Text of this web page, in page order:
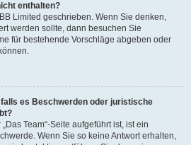
enthalten?
Limited geschrieben. Wenn Sie denken,
werden sollte, dann besuchen Sie
für bestehende Vorschläge abgeben oder
es Beschwerden oder juristische
Team“-Seite aufgeführt ist, ist ein
Wenn Sie so keine Antwort erhalten,